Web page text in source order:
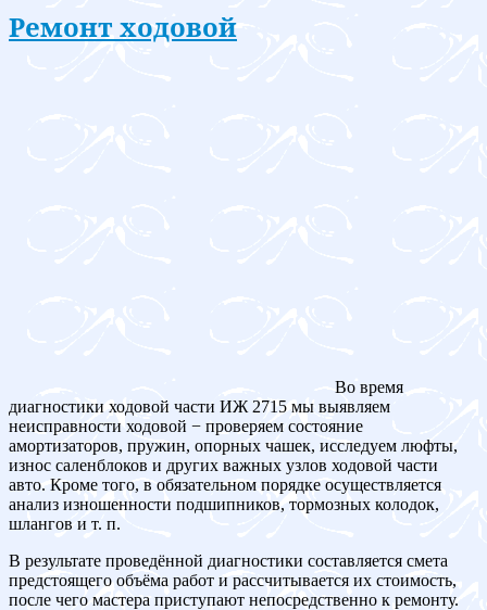
Ремонт ходовой
Во время
диагностики ходовой части ИЖ 2715 мы выявляем
неисправности ходовой − проверяем состояние
амортизаторов, пружин, опорных чашек, исследуем люфты,
износ саленблоков и других важных узлов ходовой части
авто. Кроме того, в обязательном порядке осуществляется
анализ изношенности подшипников, тормозных колодок,
шлангов и т. п.
В результате проведённой диагностики составляется смета
предстоящего объёма работ и рассчитывается их стоимость,
после чего мастера приступают непосредственно к ремонту.